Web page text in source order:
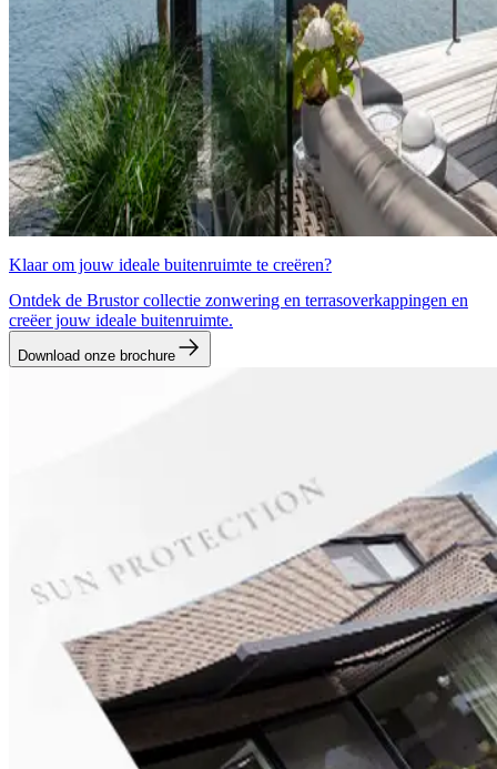
Klaar om jouw ideale buitenruimte te creëren?
Ontdek de Brustor collectie zonwering en terrasoverkappingen en
creëer jouw ideale buitenruimte.
Download onze brochure